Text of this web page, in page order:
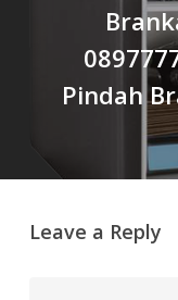
Pindah
Leave a Reply